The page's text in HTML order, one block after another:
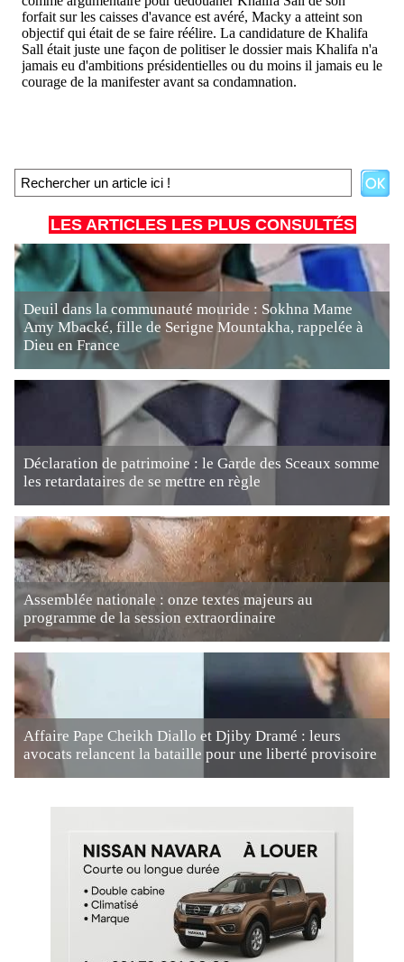
LES ARTICLES LES PLUS CONSULTÉS
Deuil dans la communauté mouride : Sokhna Mame
Amy Mbacké, fille de Serigne Mountakha, rappelée à
Dieu en France
Déclaration de patrimoine : le Garde des Sceaux somme
les retardataires de se mettre en règle
Assemblée nationale : onze textes majeurs au
programme de la session extraordinaire
Affaire Pape Cheikh Diallo et Djiby Dramé : leurs
avocats relancent la bataille pour une liberté provisoire